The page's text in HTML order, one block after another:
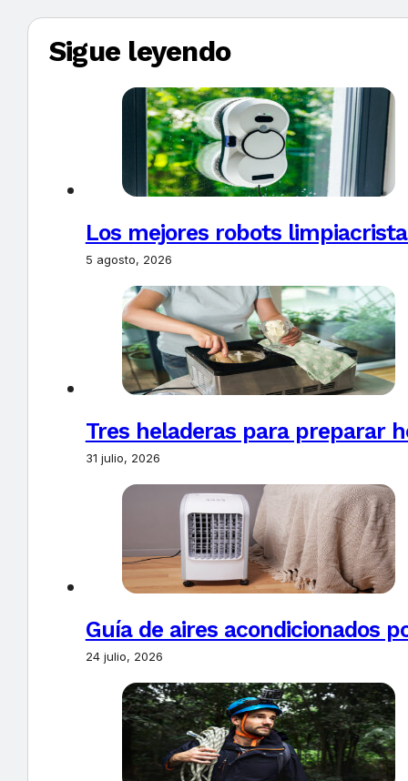
Sigue leyendo
Los mejores robots
5 agosto, 2026
Tres heladeras para preparar
31 julio, 2026
Guía de aires acondicionados
24 julio, 2026